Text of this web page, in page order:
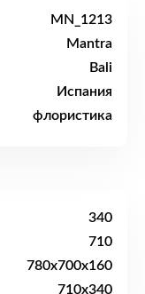
MN_1213
Mantra
Bali
Испания
флористика
340
710
780x700x160
710x340